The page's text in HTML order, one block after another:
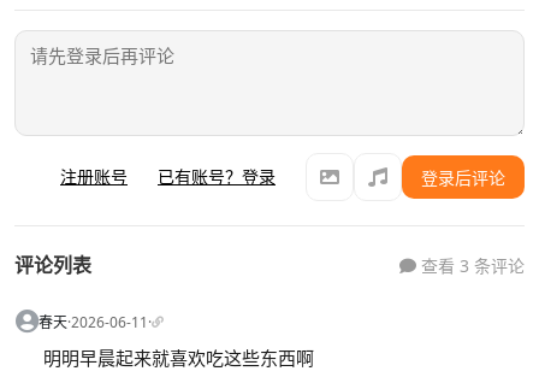
注册账号 已有账号？登录 登录后评论
评论列表 查看 3 条评论
春天·2026-06-11·
明明早晨起来就喜欢吃这些东西啊